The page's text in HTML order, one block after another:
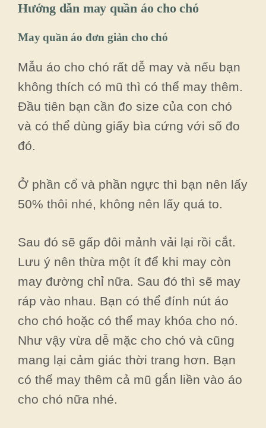
Hướng dẫn may quần áo cho chó
May quần áo đơn giản cho chó
Mẫu áo cho chó rất dễ may và nếu bạn
không thích có mũ thì có thể may thêm.
Đầu tiên bạn cần đo size của con chó
và có thể dùng giấy bìa cứng với số đo
đó.
Ở phần cổ và phần ngực thì bạn nên lấy
50% thôi nhé, không nên lấy quá to.
Sau đó sẽ gấp đôi mảnh vải lại rồi cắt.
Lưu ý nên thừa một ít để khi may còn
may đường chỉ nữa. Sau đó thì sẽ may
ráp vào nhau. Bạn có thể đính nút áo
cho chó hoặc có thể may khóa cho nó.
Như vậy vừa dễ mặc cho chó và cũng
mang lại cảm giác thời trang hơn. Bạn
có thể may thêm cả mũ gắn liền vào áo
cho chó nữa nhé.